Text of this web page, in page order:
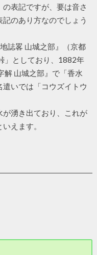
表記ですが、要は音さ
のあり方なのでしょう
誌畧 山城之部』（京都
」としており、1882年
解 山城之部』で「香水
いでは「コウズイトウ
湧き出ており、これが
えます。